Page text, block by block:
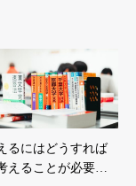
るにはどうすれば
えることが必要…